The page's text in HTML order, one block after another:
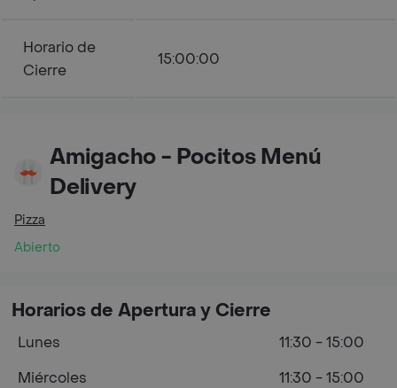
Horario de
Cierre
15:00:00
Amigacho - Pocitos Menú
Delivery
Pizza
Abierto
Horarios de Apertura y Cierre
Lunes
11:30 - 15:00
Miércoles
11:30 - 15:00